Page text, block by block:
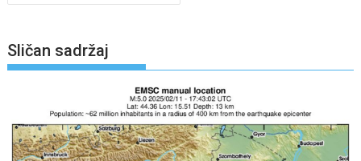
Sličan sadržaj